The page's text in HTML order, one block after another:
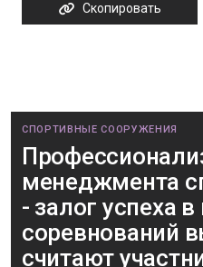
Скопировать
СПОРТИВНЫЕ СООРУЖЕНИЯ
менеджмента
- залог успеха
соревнований
считают